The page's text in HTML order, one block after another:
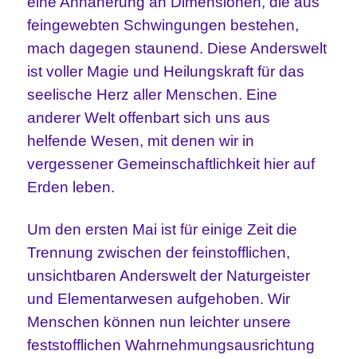
feingewebten Schwingungen bestehen,
mach dagegen staunend. Diese Anderswelt
ist voller Magie und Heilungskraft für das
seelische Herz aller Menschen. Eine
anderer Welt offenbart sich uns aus
helfende Wesen, mit denen wir in
vergessener Gemeinschaftlichkeit hier auf
Erden leben.
Um den ersten Mai ist für einige Zeit die
Trennung zwischen der feinstofflichen,
unsichtbaren Anderswelt der Naturgeister
und Elementarwesen aufgehoben. Wir
Menschen können nun leichter unsere
feststofflichen Wahrnehmungsausrichtung